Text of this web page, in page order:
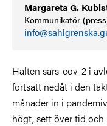
Margareta G.
Kommunikatör
Halten sars-cov-2 i
fortsatt nedåt i den
månader in i
högt, sett över tid